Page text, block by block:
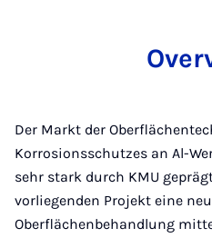
Der Markt der
Korrosionsschutzes an Al-
sehr stark durch KMU
vorliegenden Projekt eine
Oberflächenbehandlung